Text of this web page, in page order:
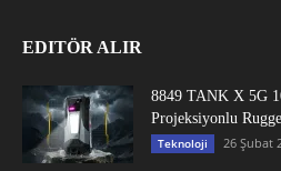
EDITÖR ALIR
8849 TANK X 5G
Projeksiyonlu
Teknoloji 26 Şubat